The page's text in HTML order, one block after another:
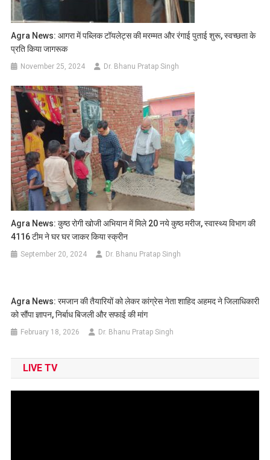
Agra News: आगरा में पब्लिक टॉयलेट्स की मरम्मत और रंगाई पुताई शुरू, स्वच्छता के
प्रति किया जागरूक
November 25, 2024 Dr. Bhanu Pratap Singh
Agra News: कुष्ठ रोगी खोजी अभियान में मिले 20 नये कुष्ठ मरीज, स्वास्थ्य विभाग की
4116 टीम ने घर घर जाकर किया स्क्रीन
September 20, 2024 Dr. Bhanu Pratap Singh
Agra News: रमजान की तैयारियों को लेकर कांग्रेस नेता शाहिद अहमद ने जिलाधिकारी
को सौंपा ज्ञापन, निर्बाध बिजली और सफाई की मांग
February 18, 2026 Dr. Bhanu Pratap Singh
LIVE TV